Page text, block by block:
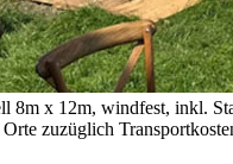
8m x 12m, windfest, inkl.
zuzüglich